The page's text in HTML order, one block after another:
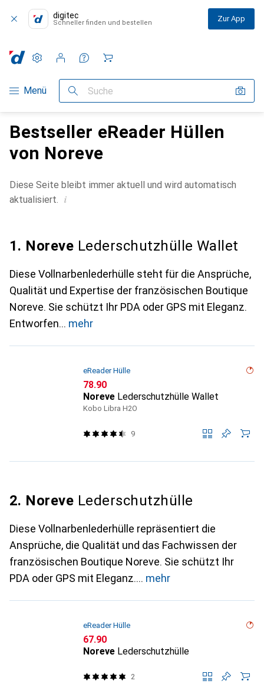
digitec
Schneller finden und bestellen Zur App
Navigation nach Kategorien
Menü Suche
Einstellungen
Kundenkonto
Vergleichslisten
Merklisten
Warenkorb
Bestseller eReader Hüllen
von Noreve
Diese Seite bleibt immer aktuell und wird automatisch
aktualisiert. i
1. Noreve Lederschutzhülle Wallet
Diese Vollnarbenlederhülle steht für die Ansprüche,
Qualität und Expertise der französischen Boutique
Noreve. Sie schützt Ihr PDA oder GPS mit Eleganz.
Entworfen
mehr
eReader Hülle
CHF
78.90
Noreve Lederschutzhülle Wallet
Kobo Libra H2O
9
2. Noreve Lederschutzhülle
Diese Vollnarbenlederhülle repräsentiert die
Ansprüche, die Qualität und das Fachwissen der
französischen Boutique Noreve. Sie schützt Ihr
PDA oder GPS mit Eleganz.
mehr
eReader Hülle
CHF
67.90
Noreve Lederschutzhülle
2